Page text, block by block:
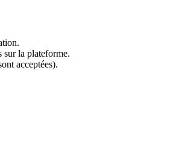
sur la plateforme.
acceptées).